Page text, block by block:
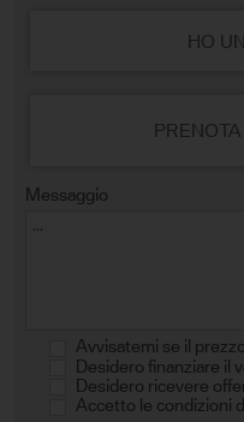
HO
Messaggio
Avvisatemi se il
Desidero finanziare il
Desidero ricevere
Accetto le condizioni